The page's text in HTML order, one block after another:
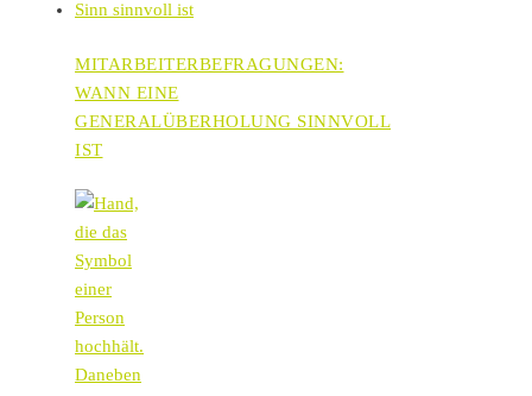
MITARBEITERBEFRAGUNGEN:
WANN EINE
GENERALÜBERHOLUNG SINNVOLL
IST